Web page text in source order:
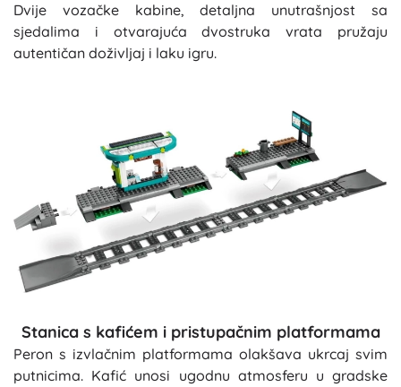
Dvije vozačke kabine, detaljna unutrašnjost sa
sjedalima i otvarajuća dvostruka vrata pružaju
autentičan doživljaj i laku igru.
Stanica s kafićem i pristupačnim platformama
Peron s izvlačnim platformama olakšava ukrcaj svim
putnicima. Kafić unosi ugodnu atmosferu u gradske